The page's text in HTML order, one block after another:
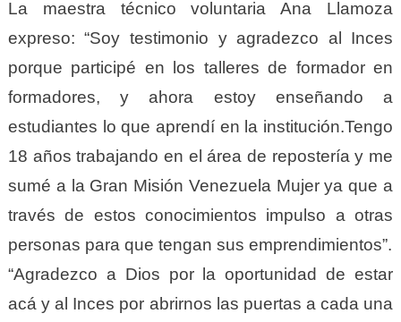
La maestra técnico voluntaria Ana Llamoza
expreso: “Soy testimonio y agradezco al Inces
porque participé en los talleres de formador en
formadores, y ahora estoy enseñando a
estudiantes lo que aprendí en la institución.Tengo
18 años trabajando en el área de repostería y me
sumé a la Gran Misión Venezuela Mujer ya que a
través de estos conocimientos impulso a otras
personas para que tengan sus emprendimientos”.
“Agradezco a Dios por la oportunidad de estar
acá y al Inces por abrirnos las puertas a cada una